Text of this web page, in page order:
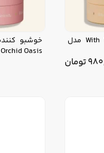
خوشبو کننده محیط ویت یو With You مدل
تومان
Orchid Oasis